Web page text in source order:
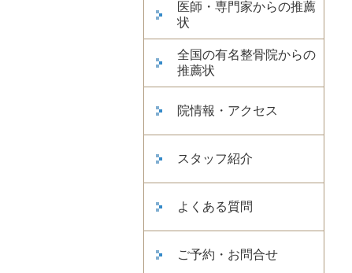
医師・専門家からの推薦
状
全国の有名整骨院からの
推薦状
院情報・アクセス
スタッフ紹介
よくある質問
ご予約・お問合せ